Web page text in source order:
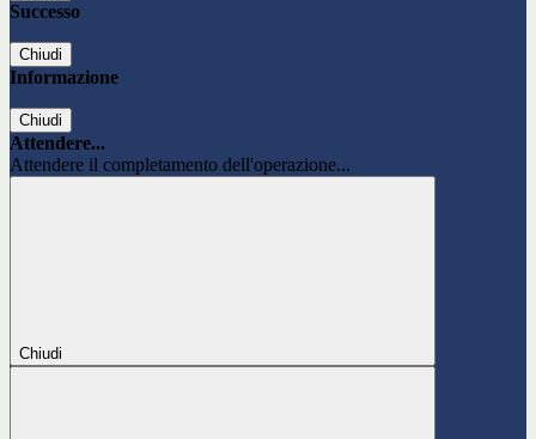
Successo
Chiudi
Informazione
Chiudi
Attendere...
Attendere il completamento dell'operazione...
Chiudi